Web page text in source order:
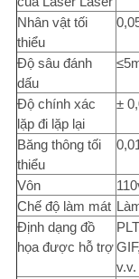
Nhân vật tối
thiểu
Độ sâu đánh
dấu
Độ chính xác
lặp đi lặp lại
±
Băng thông tối
thiểu
Vôn
Chế độ làm mát
Định dạng đồ
họa được hỗ trợ
v.v.